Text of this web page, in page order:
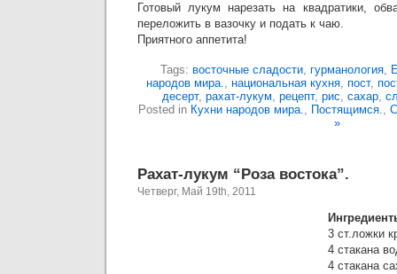
Готовый лукум нарезать на квадратики,
переложить в вазочку и подать к чаю.
Приятного аппетита!
Tags: восточные сладости, гурманология,
народов мира., национальная кухня, пост,
десерт, рахат-лукум, рецепт, рис, сахар,
Posted in Кухни народов мира., Постящимся.,
»
Рахат-лукум “Роза востока”.
Четверг, Май 19th, 2011
3 ст.ложки
4 стакана
4 стакана